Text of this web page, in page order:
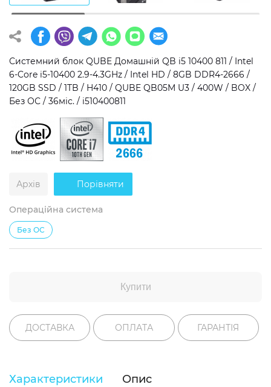
Операційна система
Windows 11 Home
Windows 11 Pro
Без ОС
Тип накопичувача
SSD
HDD
SSD + HDD
Додатково
RGB-підсвічування
Розблокований множник CPU
Надшвидкий M.2 SSD NVME
Системний блок QUBE Домашній QB i5 10400 811 / Intel
6-Core i5-10400 2.9-4.3GHz / Intel HD / 8GB DDR4-2666 /
120GB SSD / 1TB / H410 / QUBE QB05M U3 / 400W / BOX /
Без ОС / 36міс. / i510400811
Архів Порівняти
Операційна система
Без ОС
Купити
ДОСТАВКА ОПЛАТА ГАРАНТІЯ
Характеристики Опис